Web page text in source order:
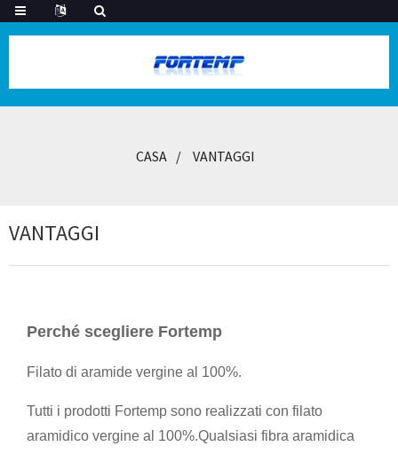
CASA VANTAGGI
VANTAGGI
Perché scegliere Fortemp
Filato di aramide vergine al 100%.
Tutti i prodotti Fortemp sono realizzati con filato
aramidico vergine al 100%.Qualsiasi fibra aramidica